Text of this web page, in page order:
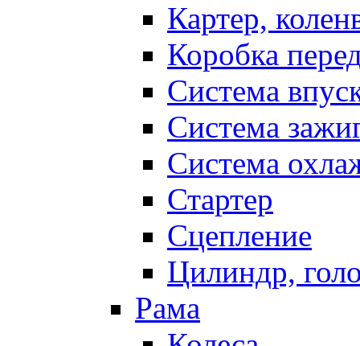
Картер,
Коробка
Система
Система
Система
Стартер
Сцепление
Цилиндр,
Рама